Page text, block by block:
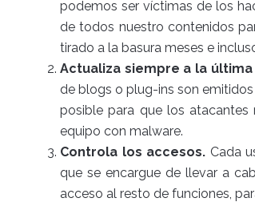
podemos ser víctimas de los
de todos nuestro contenidos
tirado a la basura meses e
Actualiza siempre a la
de blogs o plug-ins son
posible para que los atacantes
equipo con malware.
Controla los accesos. Cada
que se encargue de llevar a
acceso al resto de funciones,